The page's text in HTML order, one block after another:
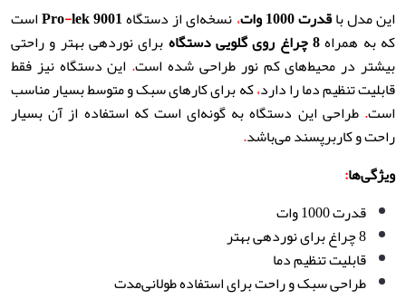
این مدل باقدرت 1000 وات ،نسخه‌ای از دستگاه Pro-lek 9001
است
که به همراه8چراغ روی گلویی دستگاهبرای نوردهی بهتر و راحتی
بیشتر در محیط‌های کم نور طراحی شده است. این دستگاه نیز فقط
قابلیت تنظیم دما را دارد،که برای کارهای سبک و متوسط بسیار مناسب
است. طراحی این دستگاه به گونه‌ای است که استفاده از آن بسیار
راحت و کاربرپسند می‌باشد.
ویژگی‌ها:
قدرت 1000 وات
8 چراغ برای نوردهی بهتر
قابلیت تنظیم دما
طراحی سبک و راحت برای استفاده طولانی‌مدت